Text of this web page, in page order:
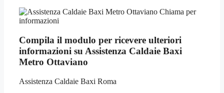
Compila il modulo per ricevere ulteriori
informazioni su Assistenza Caldaie Baxi
Metro Ottaviano
Assistenza Caldaie Baxi Roma